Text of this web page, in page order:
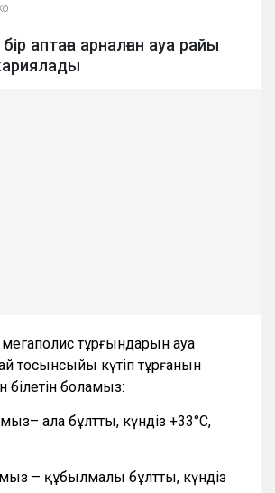
аптаға арналған ауа райы
тұрғындарын ауа
тосынсыйы күтіп тұрғанын
білетін боламыз:
ала бұлтты, күндіз +33°С,
– құбылмалы бұлтты, күндіз